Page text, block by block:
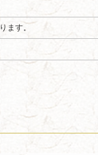
ます。